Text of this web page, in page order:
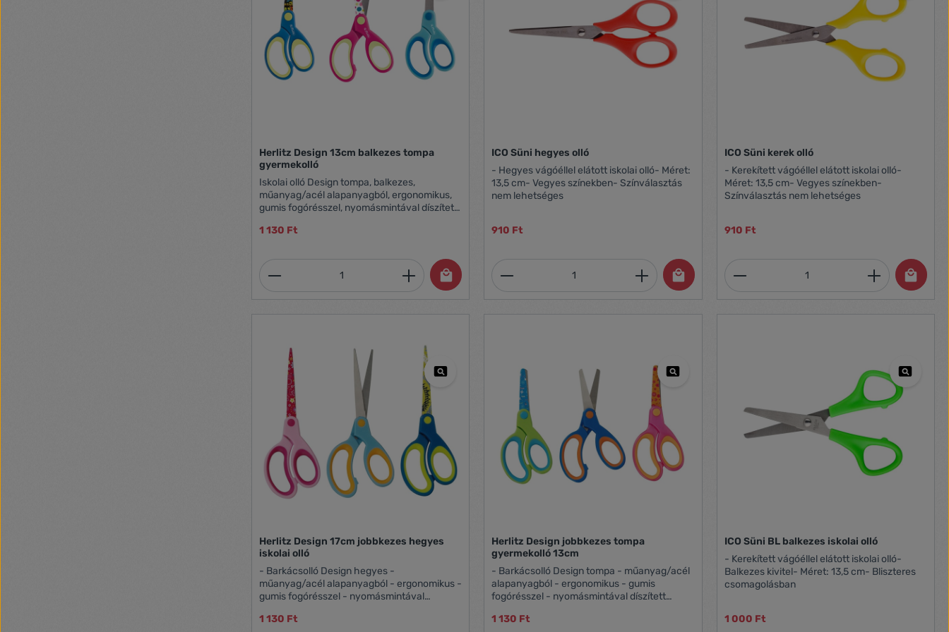
Herlitz Design 13cm balkezes tompa
gyermekolló
Iskolai olló Design tompa, balkezes,
műanyag/acél alapanyagból, ergonomikus,
gumis fogórésszel, nyomásmintával díszített
1 130 Ft
Termékmennyiség: Adja meg a kívánt mennyiséget, vagy használja a gombokat a
ICO Süni hegyes olló
- Hegyes vágóéllel elátott iskolai olló- Méret:
13,5 cm- Vegyes színekben- Színválasztás
nem lehetséges
910 Ft
Termékmennyiség: Adja meg a kívánt mennyiséget, vagy
ICO Süni kerek olló
- Kerekített vágóéllel elátott iskolai olló-
Méret: 13,5 cm- Vegyes színekben-
Színválasztás nem lehetséges
910 Ft
Termékmennyiség: Adja
Herlitz Design 17cm jobbkezes hegyes
iskolai olló
- Barkácsolló Design hegyes -
műanyag/acél alapanyagból - ergonomikus -
gumis fogórésszel - nyomásmintával
1 130 Ft
Herlitz Design jobbkezes tompa
gyermekolló 13cm
- Barkácsolló Design tompa - műanyag/acél
alapanyagból - ergonomikus - gumis
fogórésszel - nyomásmintával díszített
1 130 Ft
ICO Süni BL balkezes iskolai olló
- Kerekített vágóéllel elátott iskolai olló-
Balkezes kivitel- Méret: 13,5 cm- Bliszteres
csomagolásban
1 000 Ft